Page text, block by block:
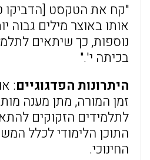
"קח את הטקסט [הדביקו
אותו באוצר מילים גבוה
נוספות, כך שיתאים
בכיתה י'."
היתרונות הפדגוגיים:
זמן המורה, מתן מענה
לתלמידים הזקוקים
התוכן הלימודי לכלל
החינוכי.